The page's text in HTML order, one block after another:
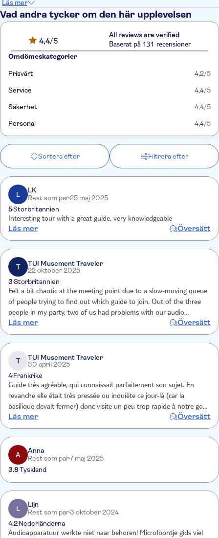
Läs mer
Vad andra tycker om den här upplevelsen
4,4/5
All reviews are verified
Baserat på 131 recensioner
Omdömeskategorier
Prisvärt 4,2/5
Service 4,4/5
Säkerhet 4,4/5
Personal 4,4/5
Sortera efter Filtrera efter
L
LK
Rest som par25 maj 2025
5Storbritannien
Interesting tour with a great guide, very knowledgeable
Läs mer Översätt
T
TUI Musement Traveler
22 oktober 2025
3Storbritannien
Felt a bit chaotic at the meeting point due to a slow-moving queue
of people trying to find out which guide to join. Out of the three
people in my party, two of us had problems with our audio
equipment (used to listen to the guide’s commentary).
Läs mer Översätt
T
TUI Musement Traveler
30 april 2025
4Frankrike
Guide très agréable, qui connaissait parfaitement son sujet. En
revanche elle était très pressée ou inquiète ce jour-là (car la
basilique devait fermer) donc visite un peu trop rapide à notre goût,
peu de temps pour déambuler dans les différents espaces du
monument.
Läs mer Översätt
A
Anna
Rest som par7 maj 2025
3.8Tyskland
L
Lijn
Rest som par3 oktober 2024
4.2Nederländerna
Audioapparatuur werkte niet naar behoren! Microfoontje gids viel